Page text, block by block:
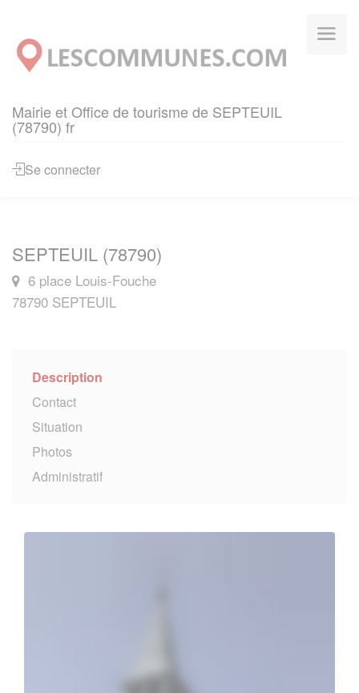
Mairie et Office de tourisme de SEPTEUIL
(78790) fr
Se connecter
SEPTEUIL (78790)
6 place Louis-Fouche
78790 SEPTEUIL
Description
Contact
Situation
Photos
Administratif